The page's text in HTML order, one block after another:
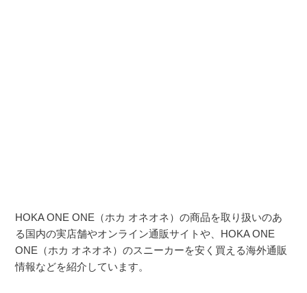
HOKA ONE ONE（ホカ オネオネ）の商品を取り扱いのあ
る国内の実店舗やオンライン通販サイトや、HOKA ONE
ONE（ホカ オネオネ）のスニーカーを安く買える海外通販
情報などを紹介しています。